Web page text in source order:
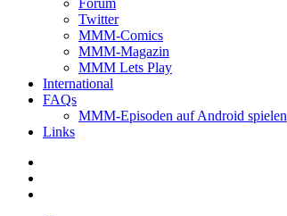
Forum
Twitter
MMM-Comics
MMM-Magazin
MMM Lets Play
International
FAQs
MMM-Episoden auf Android spielen
Links